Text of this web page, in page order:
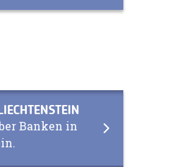
Banken in